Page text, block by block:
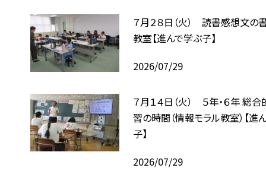
７月２８日（火） 読書感想文の
教室【進んで学ぶ子】
2026/07/29
７月１４日（火） ５年・６年 総
習の時間（情報モラル教室）【進
子】
2026/07/29